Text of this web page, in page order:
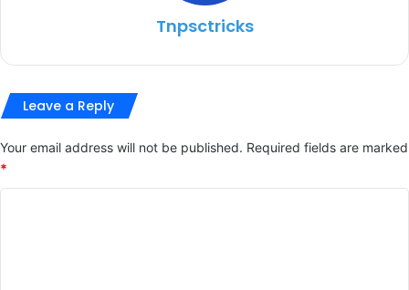
Tnpsctricks
Leave a Reply
Your email address will not be published. Required fields are marked
*